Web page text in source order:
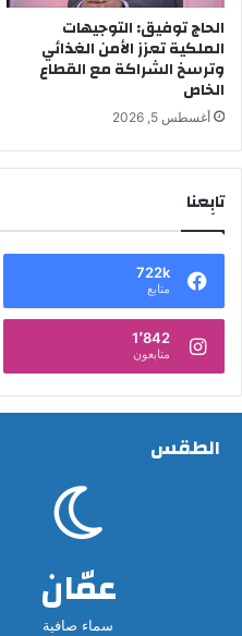
الحاج توفيق: التوجيهات
الملكية تعزز الأمن الغذائي
وترسخ الشراكة مع القطاع
الخاص
أغسطس 5, 2026
تابِعنا
722k
متابع
1٬842
متابعون
الطقس
عمّان
سماء صافية